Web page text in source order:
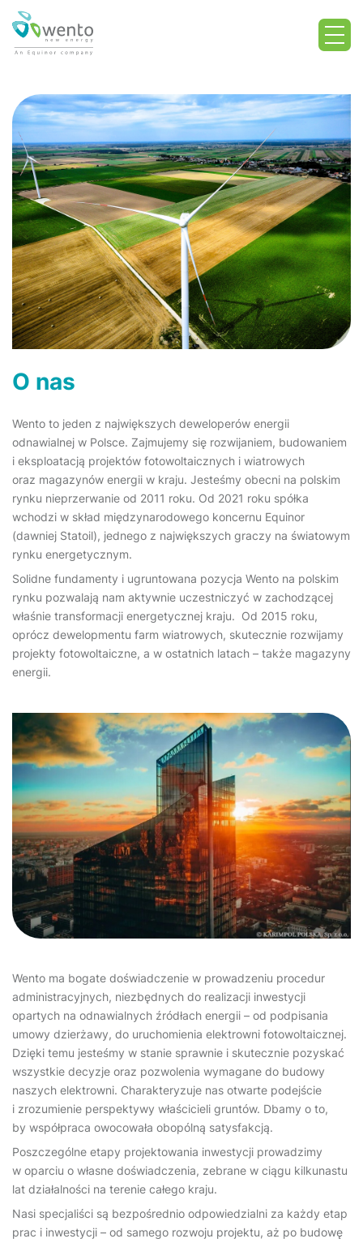
O nas
Wento to jeden z największych deweloperów energii
odnawialnej w Polsce. Zajmujemy się rozwijaniem, budowaniem
i eksploatacją projektów fotowoltaicznych i wiatrowych
oraz magazynów energii w kraju. Jesteśmy obecni na polskim
rynku nieprzerwanie od 2011 roku. Od 2021 roku spółka
wchodzi w skład międzynarodowego koncernu Equinor
(dawniej Statoil), jednego z największych graczy na światowym
rynku energetycznym.
Solidne fundamenty i ugruntowana pozycja Wento na polskim
rynku pozwalają nam aktywnie uczestniczyć w zachodzącej
właśnie transformacji energetycznej kraju. Od 2015 roku,
oprócz dewelopmentu farm wiatrowych, skutecznie rozwijamy
projekty fotowoltaiczne, a w ostatnich latach ­– także magazyny
energii.
Wento ma bogate doświadczenie w prowadzeniu procedur
administracyjnych, niezbędnych do realizacji inwestycji
opartych na odnawialnych źródłach energii – od podpisania
umowy dzierżawy, do uruchomienia elektrowni fotowoltaicznej.
Dzięki temu jesteśmy w stanie sprawnie i skutecznie pozyskać
wszystkie decyzje oraz pozwolenia wymagane do budowy
naszych elektrowni. Charakteryzuje nas otwarte podejście
i zrozumienie perspektywy właścicieli gruntów. Dbamy o to,
by współpraca owocowała obopólną satysfakcją.
Poszczególne etapy projektowania inwestycji prowadzimy
w oparciu o własne doświadczenia, zebrane w ciągu kilkunastu
lat działalności na terenie całego kraju.
Nasi specjaliści są bezpośrednio odpowiedzialni za każdy etap
prac i inwestycji – od samego rozwoju projektu, aż po budowę